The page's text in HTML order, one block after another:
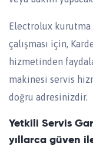
Electrolux
çalışması için,
hizmetinden
makinesi servis
doğru adresinizdir.
Yetkili Servis
yıllarca güven